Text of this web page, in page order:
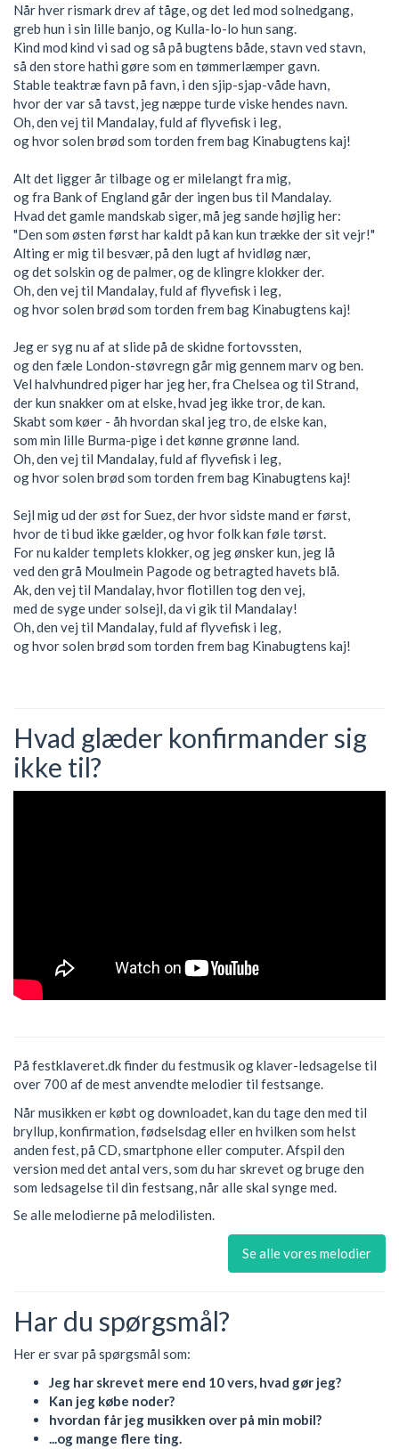
Når hver rismark drev af tåge, og det led mod solnedgang,
greb hun i sin lille banjo, og Kulla-lo-lo hun sang.
Kind mod kind vi sad og så på bugtens både, stavn ved stavn,
så den store hathi gøre som en tømmerlæmper gavn.
Stable teaktræ favn på favn, i den sjip-sjap-våde havn,
hvor der var så tavst, jeg næppe turde viske hendes navn.
Oh, den vej til Mandalay, fuld af flyvefisk i leg,
og hvor solen brød som torden frem bag Kinabugtens kaj!
Alt det ligger år tilbage og er milelangt fra mig,
og fra Bank of England går der ingen bus til Mandalay.
Hvad det gamle mandskab siger, må jeg sande højlig her:
"Den som østen først har kaldt på kan kun trække der sit vejr!"
Alting er mig til besvær, på den lugt af hvidløg nær,
og det solskin og de palmer, og de klingre klokker der.
Oh, den vej til Mandalay, fuld af flyvefisk i leg,
og hvor solen brød som torden frem bag Kinabugtens kaj!
Jeg er syg nu af at slide på de skidne fortovssten,
og den fæle London-støvregn går mig gennem marv og ben.
Vel halvhundred piger har jeg her, fra Chelsea og til Strand,
der kun snakker om at elske, hvad jeg ikke tror, de kan.
Skabt som køer - åh hvordan skal jeg tro, de elske kan,
som min lille Burma-pige i det kønne grønne land.
Oh, den vej til Mandalay, fuld af flyvefisk i leg,
og hvor solen brød som torden frem bag Kinabugtens kaj!
Sejl mig ud der øst for Suez, der hvor sidste mand er først,
hvor de ti bud ikke gælder, og hvor folk kan føle tørst.
For nu kalder templets klokker, og jeg ønsker kun, jeg lå
ved den grå Moulmein Pagode og betragted havets blå.
Ak, den vej til Mandalay, hvor flotillen tog den vej,
med de syge under solsejl, da vi gik til Mandalay!
Oh, den vej til Mandalay, fuld af flyvefisk i leg,
og hvor solen brød som torden frem bag Kinabugtens kaj!
Hvad glæder konfirmander sig
ikke til?
På festklaveret.dk finder du festmusik og klaver-ledsagelse til
over 700 af de mest anvendte melodier til festsange.
Når musikken er købt og downloadet, kan du tage den med til
bryllup, konfirmation, fødselsdag eller en hvilken som helst
anden fest, på CD, smartphone eller computer. Afspil den
version med det antal vers, som du har skrevet og bruge den
som ledsagelse til din festsang, når alle skal synge med.
Se alle melodierne på melodilisten.
Se alle vores melodier
Har du spørgsmål?
Her er svar på spørgsmål som:
Jeg har skrevet mere end 10 vers, hvad gør jeg?
Kan jeg købe noder?
hvordan får jeg musikken over på min mobil?
...og mange flere ting.